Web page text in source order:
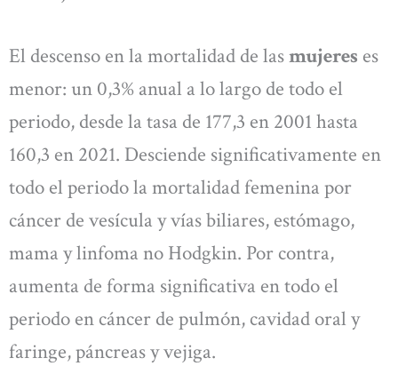
El descenso en la mortalidad de lasmujeres es
menor: un 0,3% anual a lo largo de todo el
periodo, desde la tasa de 177,3 en 2001 hasta
160,3 en 2021. Desciende significativamente en
todo el periodo la mortalidad femenina por
cáncer de vesícula y vías biliares, estómago,
mama y linfoma no Hodgkin. Por contra,
aumenta de forma significativa en todo el
periodo en cáncer de pulmón, cavidad oral y
faringe, páncreas y vejiga.